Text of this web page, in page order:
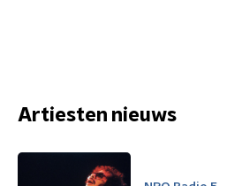
Artiesten nieuws